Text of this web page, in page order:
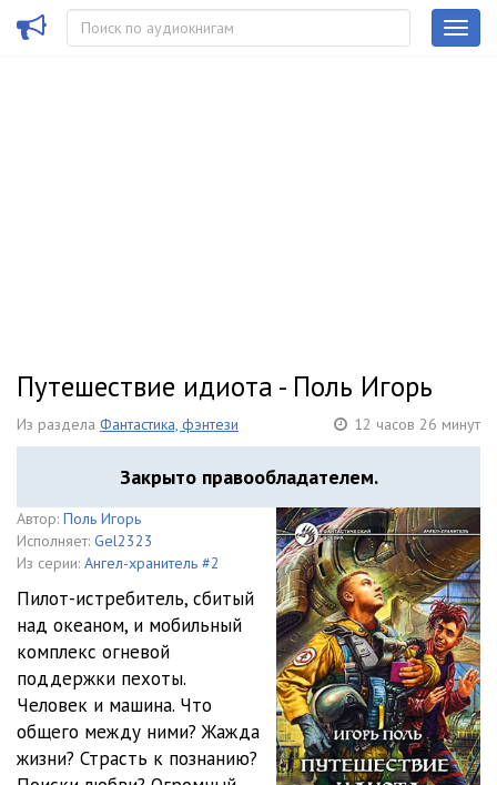
Путешествие идиота - Поль Игорь
Из раздела Фантастика, фэнтези 12 часов 26 минут
Закрыто правообладателем.
Автор: Поль Игорь
Исполняет: Gel2323
Из серии: Ангел-хранитель #2
Пилот-истребитель, сбитый
над океаном, и мобильный
комплекс огневой
поддержки пехоты.
Человек и машина. Что
общего между ними? Жажда
жизни? Страсть к познанию?